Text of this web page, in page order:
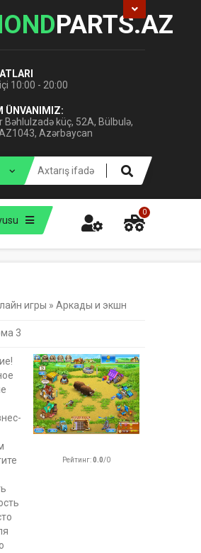
PARTS.AZ
10:00 - 20:00
ÜNVANIMIZ:
Bəhlulzadə küç, 52A, Bülbulə,
AZ1043, Azərbaycan
0
игры » Аркады и экшн
3
Рейтинг:0.0/0